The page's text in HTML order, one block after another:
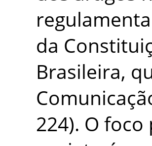
da
Brasileira,
224). O